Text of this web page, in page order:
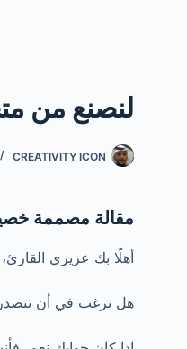
لنصنع من
CREATIVITY ICON
مقالة مصممة
أهلًا بك عزيزي
هل ترغب في أن تتصدر